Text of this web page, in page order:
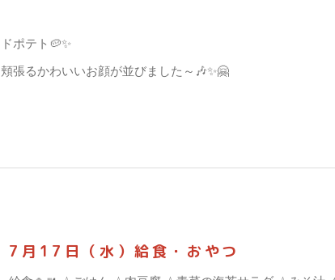
ポテト🥔✨
張るかわいいお顔が並びました～🎶✨🤗
7月17日（水）給食・おやつ